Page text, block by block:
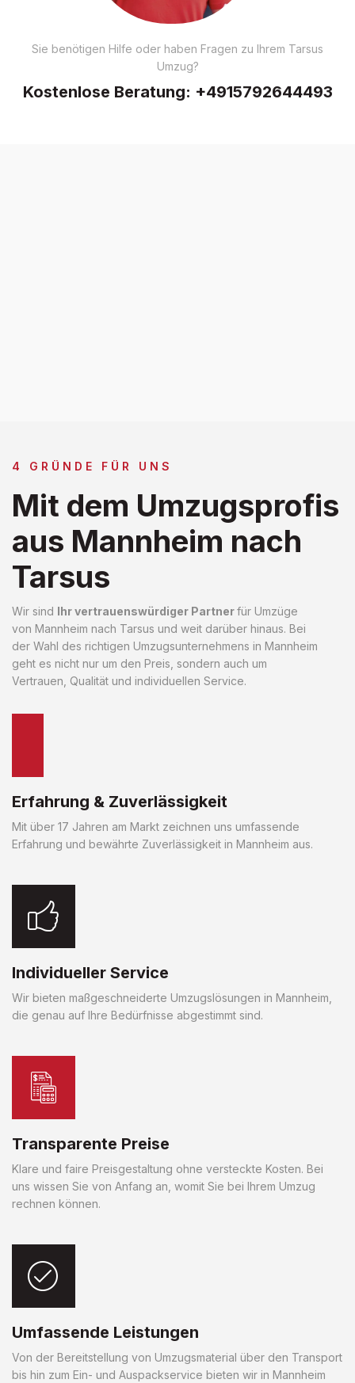
Sie benötigen Hilfe oder haben Fragen zu Ihrem Tarsus
Umzug?
Kostenlose Beratung: +4915792644493
4 GRÜNDE FÜR UNS
Mit dem Umzugsprofis
aus Mannheim nach
Tarsus
Wir sind Ihr vertrauenswürdiger Partnerfür Umzüge
von Mannheim nach Tarsus und weit darüber hinaus. Bei
der Wahl des richtigen Umzugsunternehmens in Mannheim
geht es nicht nur um den Preis, sondern auch um
Vertrauen, Qualität und individuellen Service.
Erfahrung & Zuverlässigkeit
Mit über 17 Jahren am Markt zeichnen uns umfassende
Erfahrung und bewährte Zuverlässigkeit in Mannheim aus.
Individueller Service
Wir bieten maßgeschneiderte Umzugslösungen in Mannheim,
die genau auf Ihre Bedürfnisse abgestimmt sind.
Transparente Preise
Klare und faire Preisgestaltung ohne versteckte Kosten. Bei
uns wissen Sie von Anfang an, womit Sie bei Ihrem Umzug
rechnen können.
Umfassende Leistungen
Von der Bereitstellung von Umzugsmaterial über den Transport
bis hin zum Ein- und Auspackservice bieten wir in Mannheim